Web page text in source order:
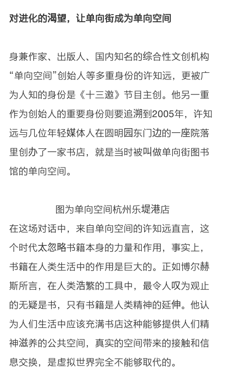
对进化的渴望，让单向街成为单向空间
身兼作家、出版人、国内知名的综合性文创机构
“单向空间”创始人等多重身份的许知远，更被广
为人知的身份是《十三邀》节目主创。他另一重
作为创始人的重要身份则要追溯到2005年，许知
远与几位年轻媒体人在圆明园东门边的一座院落
里创办了一家书店，就是当时被叫做单向街图书
馆的单向空间。
图为单向空间杭州乐堤港店
在这场对话中，来自单向空间的许知远直言，这
个时代太忽略书籍本身的力量和作用，事实上，
书籍在人类生活中的作用是巨大的。正如博尔赫
斯所言，在人类浩繁的工具中，最令人叹为观止
的无疑是书，只有书籍是人类精神的延伸。他认
为人们生活中应该充满书店这种能够提供人们精
神滋养的公共空间，真实的空间带来的接触和信
息交换，是虚拟世界完全不能够取代的。